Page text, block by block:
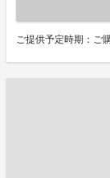
ご提供予定時期：ご